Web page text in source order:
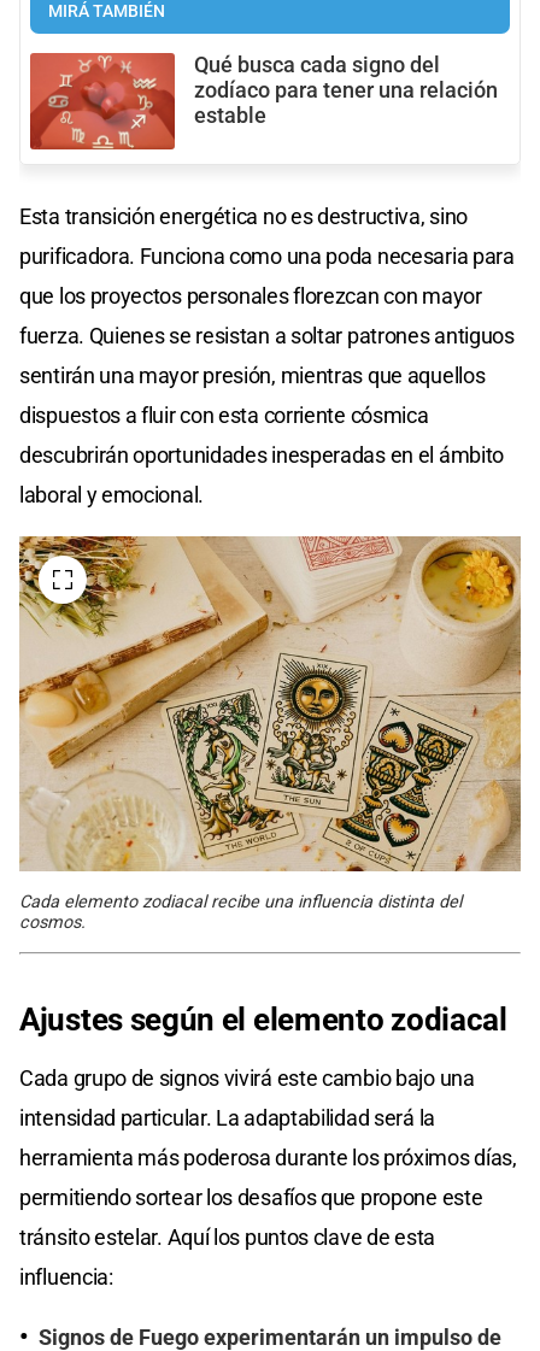
MIRÁ TAMBIÉN
Qué busca cada signo del
zodíaco para tener una relación
estable
Esta transición energética no es destructiva, sino
purificadora. Funciona como una poda necesaria para
que los proyectos personales florezcan con mayor
fuerza. Quienes se resistan a soltar patrones antiguos
sentirán una mayor presión, mientras que aquellos
dispuestos a fluir con esta corriente cósmica
descubrirán oportunidades inesperadas en el ámbito
laboral y emocional.
Cada elemento zodiacal recibe una influencia distinta del
cosmos.
Ajustes según el elemento zodiacal
Cada grupo de signos vivirá este cambio bajo una
intensidad particular. La adaptabilidad será la
herramienta más poderosa durante los próximos días,
permitiendo sortear los desafíos que propone este
tránsito estelar. Aquí los puntos clave de esta
influencia:
Signos de Fuego experimentarán un impulso de